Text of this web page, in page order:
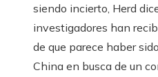
siendo incierto, Herd
investigadores han
de que parece haber
China en busca de un